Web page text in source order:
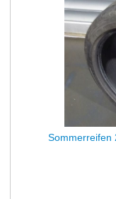
Sommerreifen